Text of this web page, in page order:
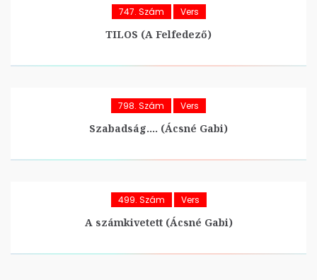
747. Szám Vers
TILOS (A Felfedező)
798. Szám Vers
Szabadság…. (Ácsné Gabi)
499. Szám Vers
A számkivetett (Ácsné Gabi)